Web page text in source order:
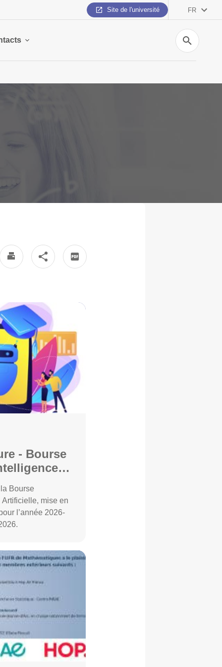
Site de l'université FR
Recherche
Bourse
mise en
l’année 2026-